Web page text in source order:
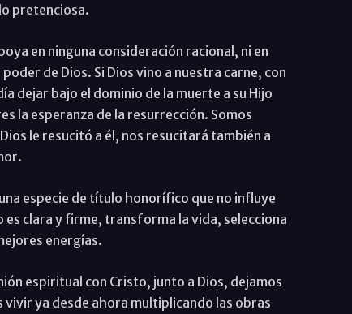
pretenciosa.
en ninguna consideración racional, ni en
de Dios. Si Dios vino a nuestra carne, con
dejar bajo el dominio de la muerte a su Hijo
la esperanza de la resurrección. Somos
le resucitó a él, nos resucitará también a
especie de título honorífico que no influye
es clara y firme, transforma la vida, selecciona
energías.
espiritual con Cristo, junto a Dios, dejamos
vivir ya desde ahora multiplicando las obras